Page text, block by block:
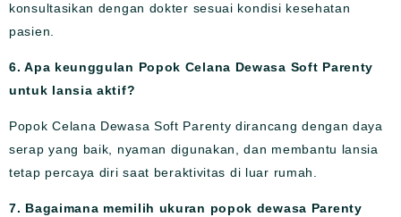
konsultasikan dengan dokter sesuai kondisi kesehatan
pasien.
6. Apa keunggulan Popok Celana Dewasa Soft Parenty
untuk lansia aktif?
Popok Celana Dewasa Soft Parenty dirancang dengan daya
serap yang baik, nyaman digunakan, dan membantu lansia
tetap percaya diri saat beraktivitas di luar rumah.
7. Bagaimana memilih ukuran popok dewasa Parenty